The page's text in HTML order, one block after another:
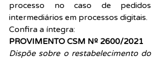
processo no caso de pedidos
intermediários em processos digitais.
Confira a íntegra:
PROVIMENTO CSM Nº 2600/2021
Dispõe sobre o restabelecimento do